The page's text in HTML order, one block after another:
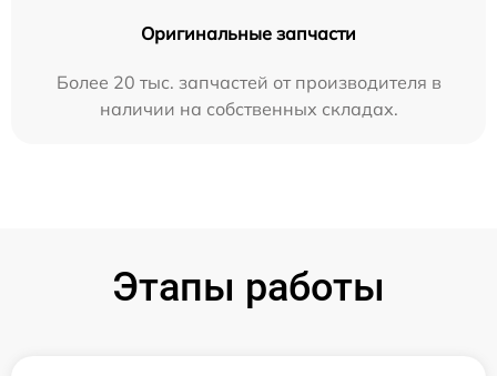
Оригинальные запчасти
Более 20 тыс. запчастей от производителя в
наличии на собственных складах.
Этапы работы